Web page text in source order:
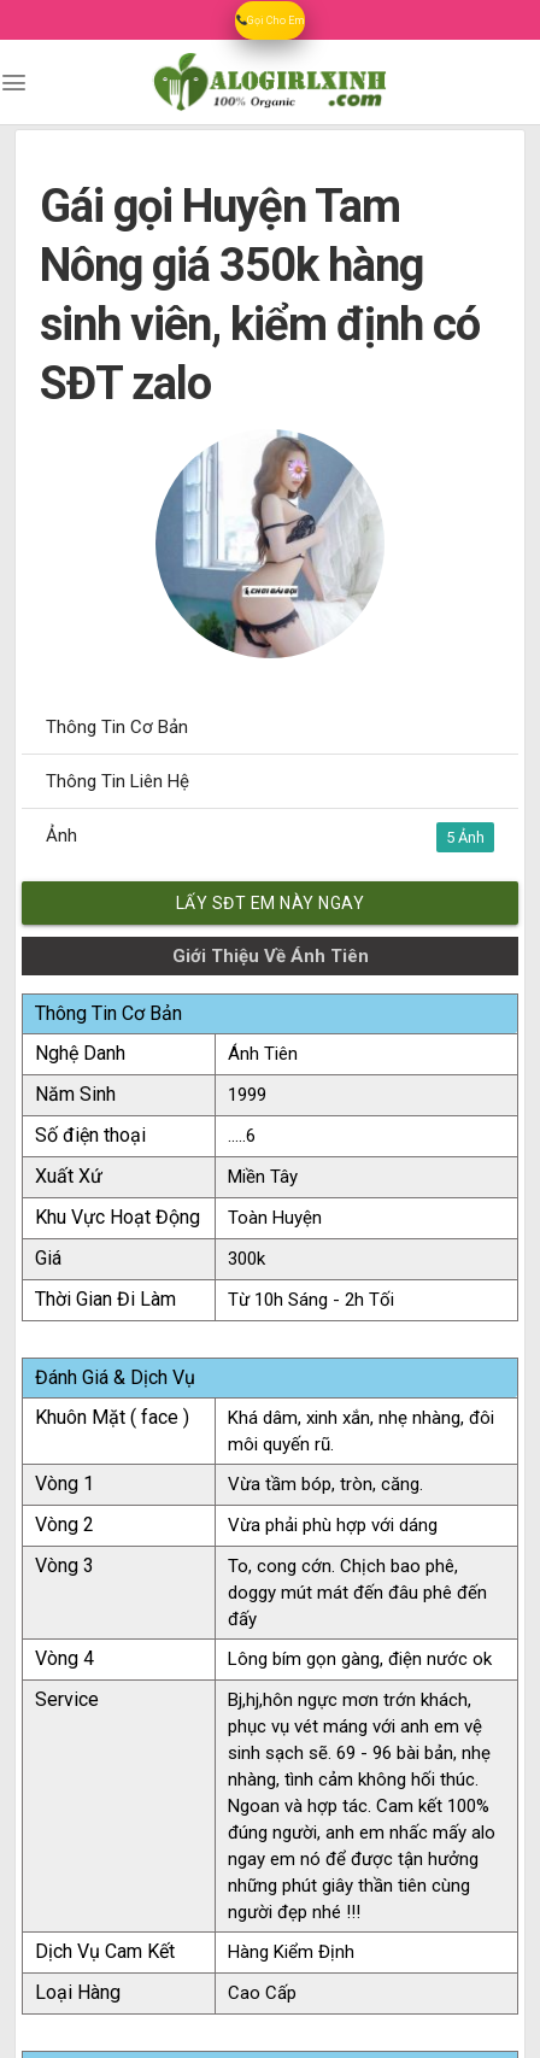
to
Gọi Cho Em
Gái gọi Huyện Tam
Nông giá 350k hàng
sinh viên, kiểm định có
SĐT zalo
Thông Tin Cơ Bản
Thông Tin Liên Hệ
5
Ảnh
LẤY SĐT EM NÀY NGAY
Giới Thiệu Về Ánh Tiên
Thông Tin Cơ Bản
Nghệ Danh
Ánh Tiên
Năm Sinh 1999
Số điện thoại .....6
Xuất Xứ Miền Tây
Khu Vực Hoạt Động Toàn Huyện
Giá 300k
Thời Gian Đi Làm Từ 10h Sáng - 2h Tối
Đánh Giá & Dịch Vụ
Khuôn Mặt ( face )
Khá dâm, xinh xắn, nhẹ nhàng, đôi
môi quyến rũ.
Vòng 1 Vừa tầm bóp, tròn, căng.
Vòng 2 Vừa phải phù hợp với dáng
Vòng 3
To, cong cớn. Chịch bao phê,
doggy mút mát đến đâu phê đến
đấy
Vòng 4 Lông bím gọn gàng, điện nước ok
Service
Bj,hj,hôn ngực mơn trớn khách,
phục vụ vét máng với anh em vệ
sinh sạch sẽ. 69 - 96 bài bản, nhẹ
nhàng, tình cảm không hối thúc.
Ngoan và hợp tác. Cam kết 100%
đúng người, anh em nhấc mấy alo
ngay em nó để được tận hưởng
những phút giây thần tiên cùng
người đẹp nhé !!!
Dịch Vụ Cam Kết Hàng Kiểm Định
Loại Hàng Cao Cấp